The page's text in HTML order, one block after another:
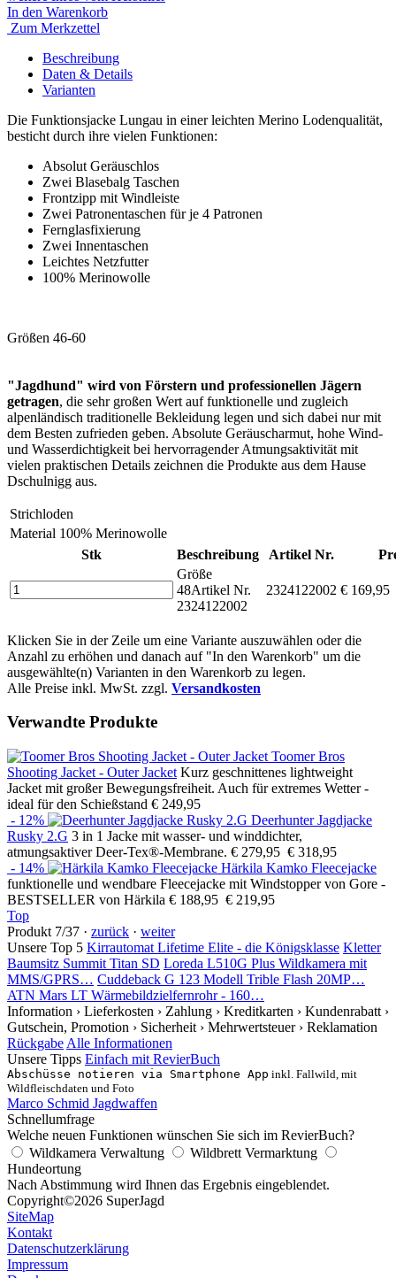
In den Warenkorb
Zum Merkzettel
Beschreibung
Daten & Details
Varianten
Die Funktionsjacke Lungau in einer leichten Merino Lodenqualität,
besticht durch ihre vielen Funktionen:
Absolut Geräuschlos
Zwei Blasebalg Taschen
Frontzipp mit Windleiste
Zwei Patronentaschen für je 4 Patronen
Fernglasfixierung
Zwei Innentaschen
Leichtes Netzfutter
100% Merinowolle
Größen 46-60
"Jagdhund" wird von Förstern und professionellen Jägern
getragen, die sehr großen Wert auf funktionelle und zugleich
alpenländisch traditionelle Bekleidung legen und sich dabei nur mit
dem Besten zufrieden geben. Absolute Geräuscharmut, hohe Wind-
und Wasserdichtigkeit bei hervorragender Atmungsaktivität mit
vielen praktischen Details zeichnen die Produkte aus dem Hause
Dschulnigg aus.
Strichloden
Material 100% Merinowolle
Stk
Beschreibung Artikel Nr.
Größe
48Artikel Nr.
2324122002
2324122002 € 169,95
Klicken Sie in der Zeile um eine Variante auszuwählen oder die
Anzahl zu erhöhen und danach auf "In den Warenkorb" um die
ausgewählte(n) Varianten in den Warenkorb zu legen.
Alle Preise inkl. MwSt. zzgl. Versandkosten
Verwandte Produkte
Toomer Bros
Shooting Jacket - Outer Jacket Kurz geschnittenes lightweight
Jacket mit großer Bewegungsfreiheit. Auch für extremes Wetter -
ideal für den Schießstand € 249,95
- 12%
Deerhunter Jagdjacke
Rusky 2.G 3 in 1 Jacke mit wasser- und winddichter,
atmungsaktiver Deer-Tex®-Membrane. € 279,95 € 318,95
- 14%
Härkila Kamko Fleecejacke
funktionelle und wendbare Fleecejacke mit Windstopper von Gore -
BESTSELLER von Härkila € 188,95 € 219,95
Top
Produkt 7/37 · zurück · weiter
Unsere Top 5 Kirrautomat Lifetime Elite - die Königsklasse Kletter
Baumsitz Summit Titan SD Loreda L510G Plus Wildkamera mit
MMS/GPRS… Cuddeback G 123 Modell Trible Flash 20MP…
ATN Mars LT Wärmebildzielfernrohr - 160…
Information › Lieferkosten › Zahlung › Kreditkarten › Kundenrabatt ›
Gutschein, Promotion › Sicherheit › Mehrwertsteuer › Reklamation
Rückgabe Alle Informationen
Unsere Tipps Einfach mit RevierBuch
Abschüsse notieren via Smartphone App inkl. Fallwild, mit
Wildfleischdaten und Foto
Marco Schmid Jagdwaffen
Schnellumfrage
Welche neuen Funktionen wünschen Sie sich im RevierBuch?
Wildkamera Verwaltung
Wildbrett Vermarktung
Hundeortung
Nach Abstimmung wird Ihnen das Ergebnis eingeblendet.
Copyright©2026 SuperJagd
SiteMap
Kontakt
Datenschutzerklärung
Impressum